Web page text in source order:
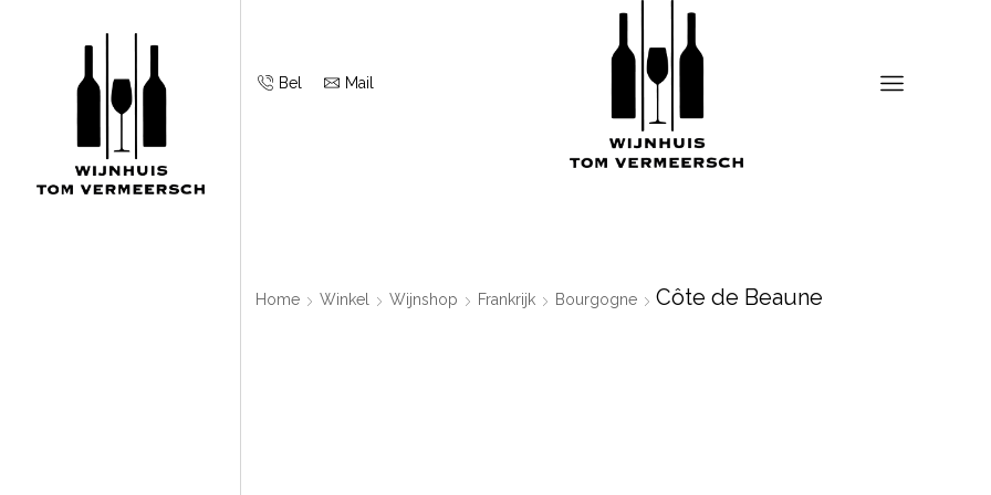
Bel Mail
Home Winkel Wijnshop Frankrijk Bourgogne Côte de Beaune